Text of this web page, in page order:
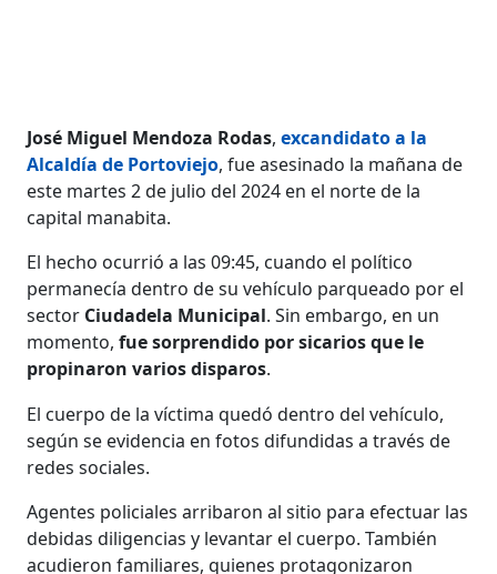
José Miguel Mendoza Rodas,excandidato a la
Alcaldía de Portoviejo, fue asesinado la mañana de
este martes 2 de julio del 2024 en el norte de la
capital manabita.
El hecho ocurrió a las 09:45, cuando el político
permanecía dentro de su vehículo parqueado por el
sector Ciudadela Municipal. Sin embargo, en un
momento,fue sorprendido por sicarios que le
propinaron varios disparos.
El cuerpo de la víctima quedó dentro del vehículo,
según se evidencia en fotos difundidas a través de
redes sociales.
Agentes policiales arribaron al sitio para efectuar las
debidas diligencias y levantar el cuerpo. También
acudieron familiares, quienes protagonizaron